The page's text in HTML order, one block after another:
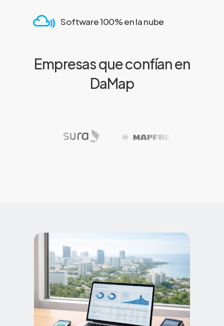
Software 100% en la nube
Empresas que confían en
DaMap